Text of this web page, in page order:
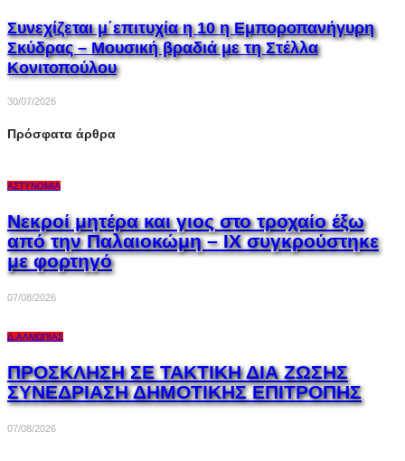
Συνεχίζεται μ΄επιτυχία η 10 η Εμποροπανήγυρη
Σκύδρας – Μουσική βραδιά με τη Στέλλα
Κονιτοπούλου
30/07/2026
Πρόσφατα άρθρα
ΑΣΤΥΝΟΜΊΑ
Νεκροί μητέρα και γιος στο τροχαίο έξω
από την Παλαιοκώμη – ΙΧ συγκρούστηκε
με φορτηγό
07/08/2026
Δ.ΑΛΜΩΠΊΑΣ
ΠΡΟΣΚΛΗΣΗ ΣΕ ΤΑΚΤΙΚΗ ΔΙΑ ΖΩΣΗΣ
ΣΥΝΕΔΡΙΑΣΗ ΔΗΜΟΤΙΚΗΣ ΕΠΙΤΡΟΠΗΣ
07/08/2026